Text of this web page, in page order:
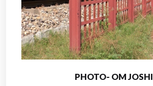
PHOTO- OM JOSHI